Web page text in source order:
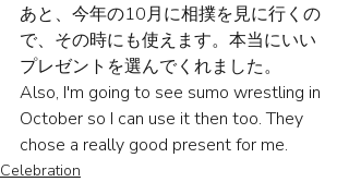
あと、今年の10月に相撲を見に行くの
で、その時にも使えます。本当にいい
プレゼントを選んでくれました。
Also, I'm going to see sumo wrestling in
October so I can use it then too. They
chose a really good present for me.
Celebration